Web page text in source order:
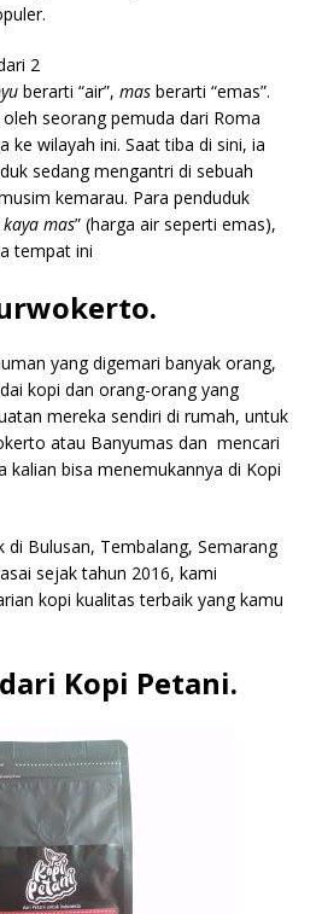
2
berarti “air”, mas berarti “emas”.
seorang pemuda dari Roma
ke wilayah ini. Saat tiba di sini, ia
sedang mengantri di sebuah
kemarau. Para penduduk
mas” (harga air seperti emas),
tempat ini
yang digemari banyak orang,
kopi dan orang-orang yang
mereka sendiri di rumah, untuk
atau Banyumas dan mencari
kalian bisa menemukannya di Kopi
Bulusan, Tembalang, Semarang
sejak tahun 2016, kami
kopi kualitas terbaik yang kamu
Kopi Petani.